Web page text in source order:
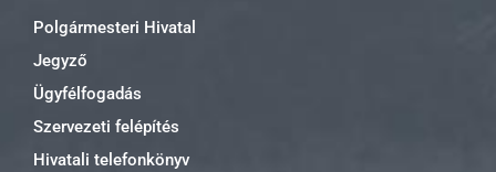
Polgármesteri Hivatal
Jegyző
Ügyfélfogadás
Szervezeti felépítés
Hivatali telefonkönyv